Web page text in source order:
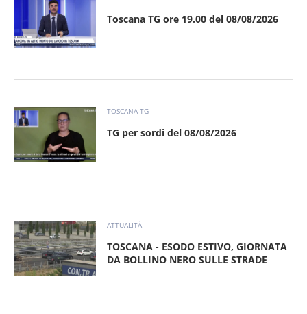
Toscana TG ore 19.00 del 08/08/2026
TOSCANA TG
TG per sordi del 08/08/2026
ATTUALITÀ
TOSCANA - ESODO ESTIVO, GIORNATA
DA BOLLINO NERO SULLE STRADE